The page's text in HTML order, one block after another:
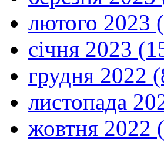
лютого 2023
січня 2023
грудня 2022
листопада
жовтня 2022